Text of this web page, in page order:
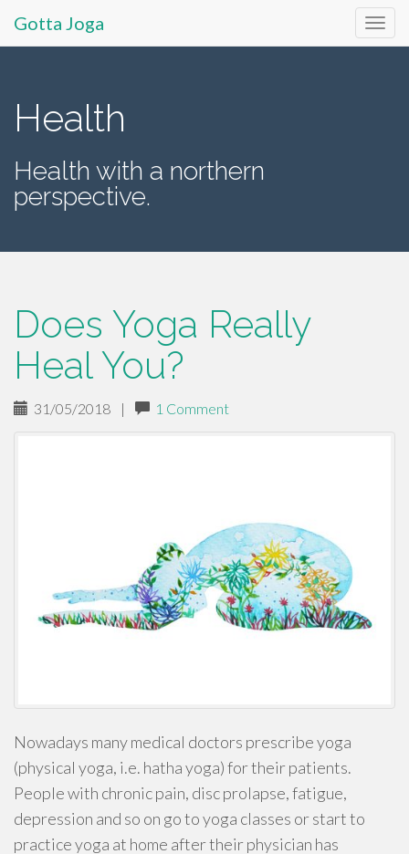
Menu
Gotta Joga
Health
Health with a northern
perspective.
Does Yoga Really
Heal You?
31/05/2018 | 1 Comment
Nowadays many medical doctors prescribe yoga
(physical yoga, i.e. hatha yoga) for their patients.
People with chronic pain, disc prolapse, fatigue,
depression and so on go to yoga classes or start to
practice yoga at home after their physician has